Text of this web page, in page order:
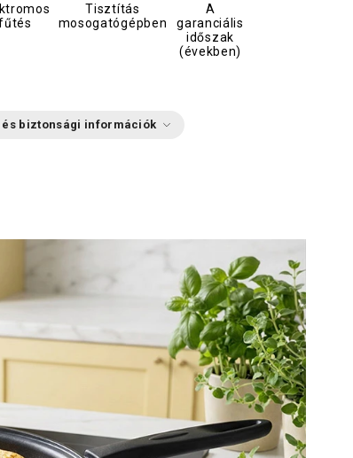
Tisztítás
mosogatógépben
A
garanciális
időszak
(években)
biztonsági információk